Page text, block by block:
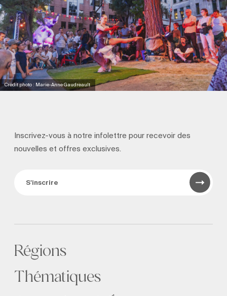
Crédit photo : Marie-Anne Gaudreault
Inscrivez-vous à notre infolettre pour recevoirdes
nouvelles et offres exclusives.
S'inscrire
Régions
Thématiques